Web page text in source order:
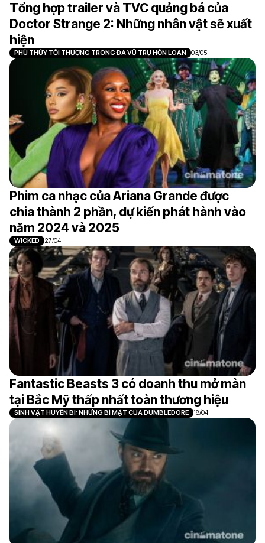
Tổng hợp trailer và TVC quảng bá của
Doctor Strange 2: Những nhân vật sẽ xuất
hiện
PHÙ THỦY TỐI THƯỢNG TRONG ĐA VŨ TRỤ HỖN LOẠN 03/05
Phim ca nhạc của Ariana Grande được
chia thành 2 phần, dự kiến phát hành vào
năm 2024 và 2025
WICKED 27/04
Fantastic Beasts 3 có doanh thu mở màn
tại Bắc Mỹ thấp nhất toàn thương hiệu
SINH VẬT HUYỀN BÍ: NHỮNG BÍ MẬT CỦA DUMBLEDORE 18/04